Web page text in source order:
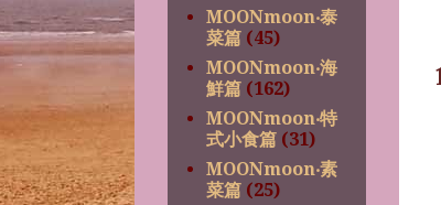
MOONmoon‧泰
菜篇 (45)
MOONmoon‧海
鮮篇 (162)
MOONmoon‧特
式小食篇 (31)
MOONmoon‧素
菜篇 (25)